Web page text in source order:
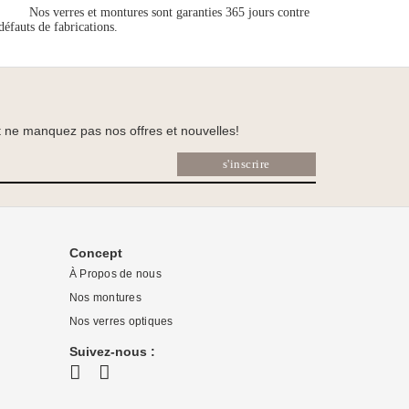
Nos verres et montures sont garanties 365 jours contre
de fabrications.
manquez pas nos offres et nouvelles!
s'inscrire
Concept
À Propos de nous
Nos montures
Nos verres optiques
Suivez-nous :